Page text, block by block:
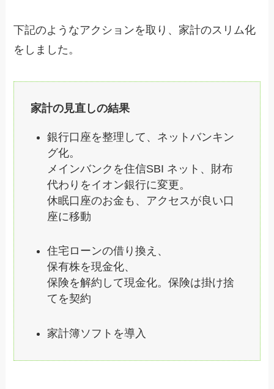
下記のようなアクションを取り、家計のスリム化
をしました。
家計の見直しの結果
銀行口座を整理して、ネットバンキン
グ化。
メインバンクを住信SBI ネット、財布
代わりをイオン銀行に変更。
休眠口座のお金も、アクセスが良い口
座に移動
住宅ローンの借り換え、
保有株を現金化、
保険を解約して現金化。保険は掛け捨
てを契約
家計簿ソフトを導入